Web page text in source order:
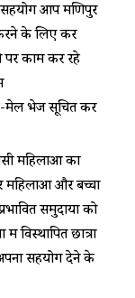
आप मणिपुर
करने के लिए कर
पर काम कर रहे
भेज सूचित करें
महिलाओं का
महिलाओं और बच्चों
समुदायों को
विस्थापित छात्रों
सहयोग देने के